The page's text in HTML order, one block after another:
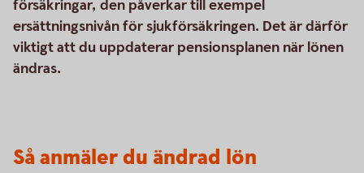
försäkringar, den påverkar till exempel
ersättningsnivån för sjukförsäkringen. Det är därför
viktigt att du uppdaterar pensionsplanen när lönen
ändras.
Så anmäler du ändrad lön